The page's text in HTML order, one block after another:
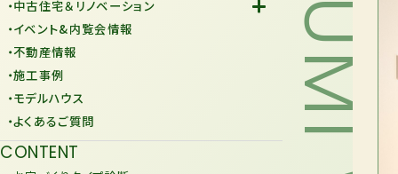
-JiU
-由利本荘市
・中古住宅＆リノベーション
-中古住宅
-リノベーション
・イベント&内覧会情報
・不動産情報
・施工事例
・モデルハウス
・よくあるご質問
CONTENT